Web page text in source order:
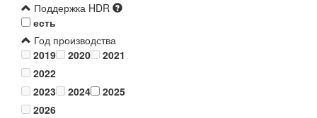
Поддержка HDR
есть
Год производства
2019
2020
2021
2022
2023
2024
2025
2026